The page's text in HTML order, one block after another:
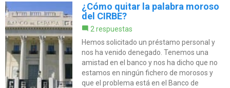
¿Cómo quitar la palabra moroso
del CIRBE?
2 respuestas
Hemos solicitado un préstamo personal y
nos ha venido denegado. Tenemos una
amistad en el banco y nos ha dicho que no
estamos en ningún fichero de morosos y
que el problema está en el Banco de